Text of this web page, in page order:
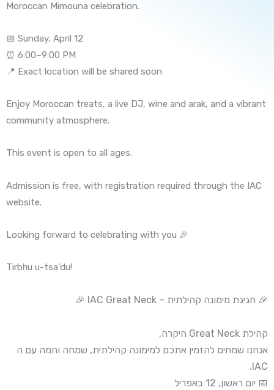
Moroccan Mimouna celebration.
📅 Sunday, April 12
⏰ 6:00–9:00 PM
📍 Exact location will be shared soon
Enjoy Moroccan treats, a live DJ, wine and arak, and a vibrant
community atmosphere.
This event is open to all ages.
Admission is free, with registration required through the IAC
website.
Looking forward to celebrating with you 🎉
Tirbḥu u-tsa‘du!
🎉 חגיגת מימונה קהילתית – IAC Great Neck 🎉
קהילת Great Neck היקרה,
אנחנו שמחים להזמין אתכם למימונה קהילתית, שמחה וחמה עם ה
IAC.
📅 יום ראשון, 12 באפריל